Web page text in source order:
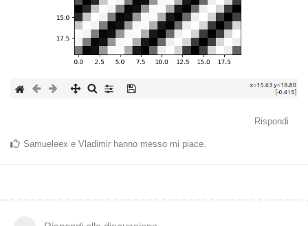
Rispondi
Samueleex e Vladimir hanno messo mi piace